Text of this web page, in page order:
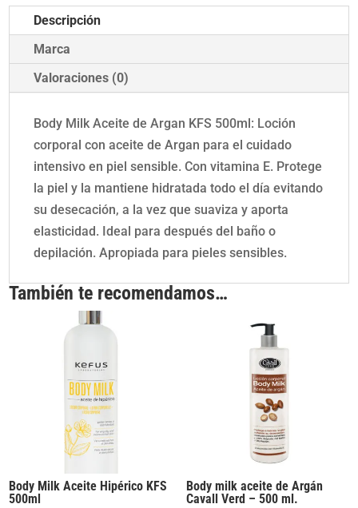
Descripción
Marca
Valoraciones (0)
Body Milk Aceite de Argan KFS 500ml: Loción
corporal con aceite de Argan para el cuidado
intensivo en piel sensible. Con vitamina E. Protege
la piel y la mantiene hidratada todo el día evitando
su desecación, a la vez que suaviza y aporta
elasticidad. Ideal para después del baño o
depilación. Apropiada para pieles sensibles.
También te recomendamos…
Body Milk Aceite Hipérico KFS
500ml
Body milk aceite de Argán
Cavall Verd – 500 ml.